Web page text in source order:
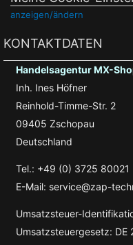
anzeigen/ändern
KONTAKTDATEN
Handelsagentur MX-
Inh. Ines Höfner
Reinhold-Timme-Str. 2
09405 Zschopau
Deutschland
Tel.: +49 (0) 3725 80021
E-Mail: service@zap-
Umsatzsteuer-
Umsatzsteuergesetz: DE